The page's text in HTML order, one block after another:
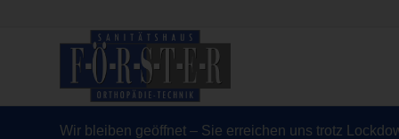
Wir bleiben geöffnet – Sie erreichen uns trotz